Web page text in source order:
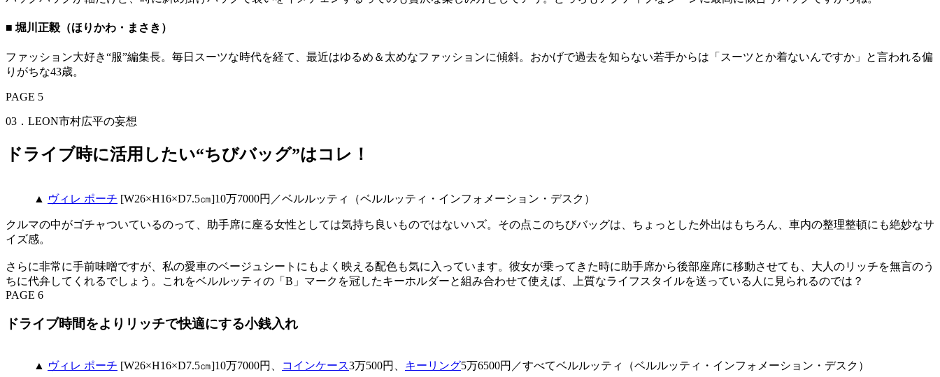
■ 堀川正毅（ほりかわ・まさき）
ファッション大好き“服”編集長。毎日スーツな時代を経て、最近はゆるめ＆太めなファッションに傾斜。おかげで過去を知らない若手からは「スーツとか着ないんですか」と言われる偏
りがちな43歳。
PAGE 5
03．LEON市村広平の妄想
ドライブ時に活用したい“ちびバッグ”はコレ！
▲ ヴィレ ポーチ [W26×H16×D7.5㎝]10万7000円／ベルルッティ（ベルルッティ・インフォメーション・デスク）
クルマの中がゴチャついているのって、助手席に座る女性としては気持ち良いものではないハズ。その点このちびバッグは、ちょっとした外出はもちろん、車内の整理整頓にも絶妙なサ
イズ感。
さらに非常に手前味噌ですが、私の愛車のベージュシートにもよく映える配色も気に入っています。彼女が乗ってきた時に助手席から後部座席に移動させても、大人のリッチを無言のう
ちに代弁してくれるでしょう。これをベルルッティの「B」マークを冠したキーホルダーと組み合わせて使えば、上質なライフスタイルを送っている人に見られるのでは？
PAGE 6
ドライブ時間をよりリッチで快適にする小銭入れ
▲ ヴィレ ポーチ [W26×H16×D7.5㎝]10万7000円、 コインケース3万500円、 キーリング5万6500円／すべてベルルッティ（ベルルッティ・インフォメーション・デスク）